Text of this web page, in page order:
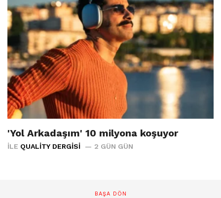
'Yol Arkadaşım' 10 milyona koşuyor
İLE QUALITY DERGISI 2 GÜN GÜN
BAŞA DÖN